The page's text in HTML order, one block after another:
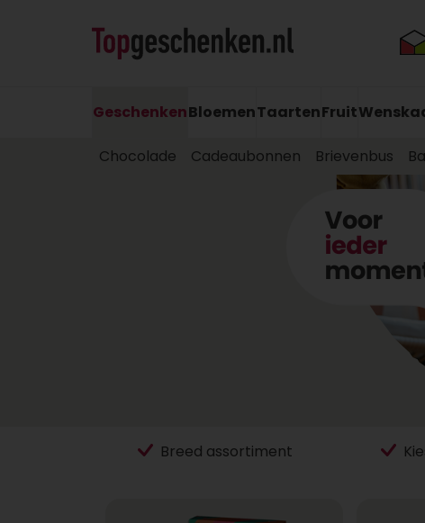
GeschenkenBloemenTaartenFruit
Chocolade Cadeaubonnen Brievenbus
Breed assortiment